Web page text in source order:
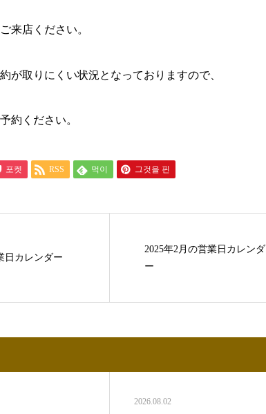
来店ください。
が取りにくい状況となっておりますので、
約ください。
포켓 RSS 먹이 그것을 핀
日カレンダー
2025年2月の営業日カレンダ
ー
2026.08.02